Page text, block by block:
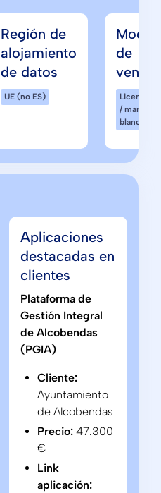
Región de
alojamiento
de datos
UE (no ES)
de
venta
Licencia
/ marca
blanca
Aplicaciones
destacadas en
clientes
Plataforma de
Gestión Integral
de Alcobendas
(PGIA)
Cliente:
Ayuntamiento
de Alcobendas
Precio: 47.300
€
Link
aplicación: